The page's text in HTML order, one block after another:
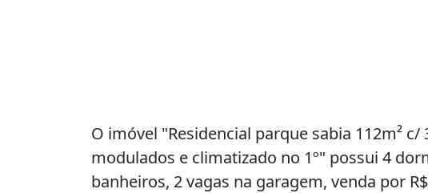
O imóvel "Residencial parque sabia 112m²
modulados e climatizado no 1º" possui 4
banheiros, 2 vagas na garagem, venda por